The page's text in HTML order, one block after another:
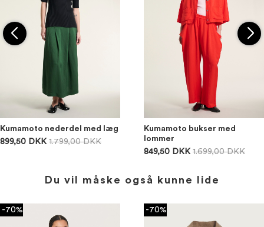
Kumamoto nederdel med læg
899,50 DKK 1.799,00 DKK
Kumamoto bukser med
lommer
849,50 DKK 1.699,00 DKK
Du vil måske også kunne lide
-70% -70%